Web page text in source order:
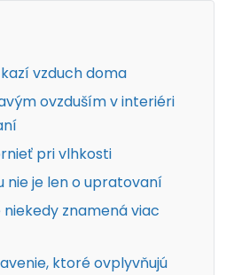
vzduch doma
ovzduším v interiéri
pri vlhkosti
nie je len o upratovaní
niekedy znamená viac
ktoré ovplyvňujú